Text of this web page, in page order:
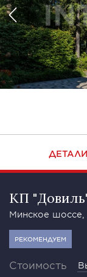
ДЕТАЛИ
КП
Минское шоссе,
РЕКОМЕНДУЕМ
Стоимость